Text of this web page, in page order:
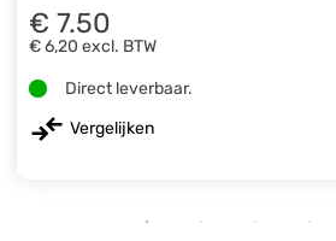
€ 7.50
€ 6,20 excl. BTW
Direct leverbaar.
Vergelijken